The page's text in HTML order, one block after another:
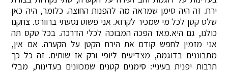
ירח. זה היה סימן שמראה מה להפנות החוצה. כלומר, היה כאן
שלט קטן לכל מי שמכיר לקרוא. אני פשוט נסעתי ברוורס. צחקנו
כולנו, גם היא.מאז הפכה המבוכה לכלי הדרכה. בכל טקס תה
אני מזמין לחפש קודם את הירח הקטן על הקערה. אם אין,
מתבוננים בדוגמה, מצדיעים ליופי ורק אז שותים. זה כל כך
תרבות יפנית בעיניי: סימנים קטנים שמכוונים בעדינות, מבלי